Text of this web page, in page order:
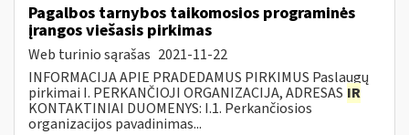
Pagalbos tarnybos taikomosios programinės
įrangos viešasis pirkimas
Web turinio sąrašas 2021-11-22
INFORMACIJA APIE PRADEDAMUS PIRKIMUS Paslaugų
pirkimai I. PERKANČIOJI ORGANIZACIJA, ADRESAS IR
KONTAKTINIAI DUOMENYS: I.1. Perkančiosios
organizacijos pavadinimas...